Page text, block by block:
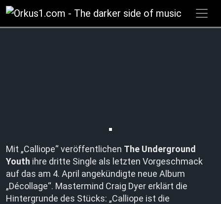
Zum
Inhalt
springen
Mit „Calliope“ veröffentlichen The Underground
Youth ihre dritte Single als letzten Vorgeschmack
auf das am 4. April angekündigte neue Album
„Décollage“. Mastermind Craig Dyer erklärt die
Hintergrunde des Stücks: „Calliope ist die